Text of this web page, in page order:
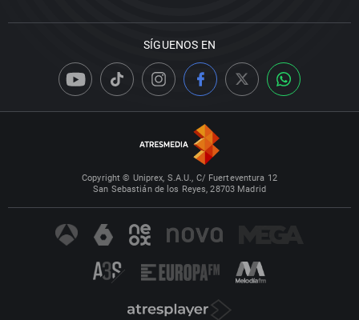
SÍGUENOS EN
Copyright © Uniprex, S.A.U., C/ Fuerteventura 12
San Sebastián de los Reyes, 28703 Madrid